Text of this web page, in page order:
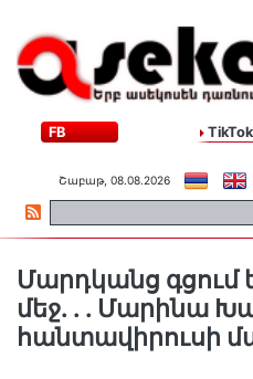
FB TikTok
Շաբաթ, 08.08.2026
Մարդկանց
մեջ. . . Մարինա
հանտավիրուսի